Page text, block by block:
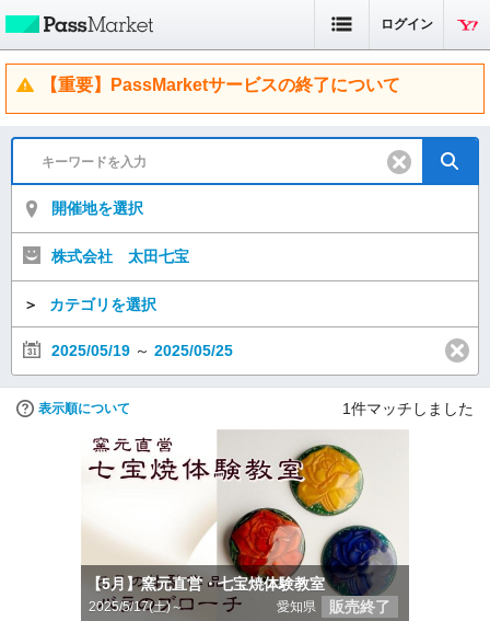
ログイン
【重要】PassMarketサービスの終了について
開催地を選択
株式会社 太田七宝
＞ カテゴリを選択
2025/05/19 ～ 2025/05/25
表示順について 1件マッチしました
【5月】窯元直営・七宝焼体験教室
2025/5/17(土)～ 愛知県 販売終了